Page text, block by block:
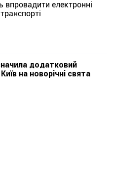
впровадити електронні
додатковий
на новорічні свята